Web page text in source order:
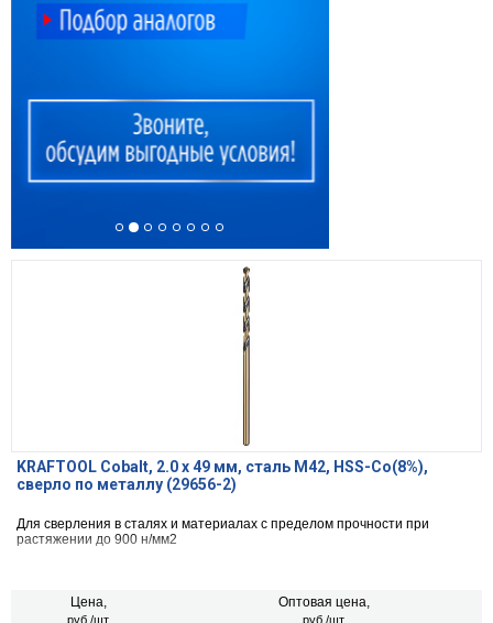
KRAFTOOL Cobalt, 2.0 х 49 мм, сталь М42, HSS-Co(8%),
сверло по металлу (29656-2)
Для сверления в сталях и материалах с пределом прочности при
растяжении до 900 н/мм2
Цена,
руб./шт.
Оптовая цена,
руб./шт.